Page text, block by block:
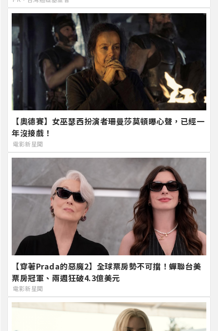
【奧德賽】女巫瑟西扮演者珊曼莎莫頓曝心聲，已經一
年沒接戲！
電影新星聞
【穿著Prada的惡魔2】全球票房勢不可擋！蟬聯台美
票房冠軍、兩週狂破4.3億美元
電影新星聞